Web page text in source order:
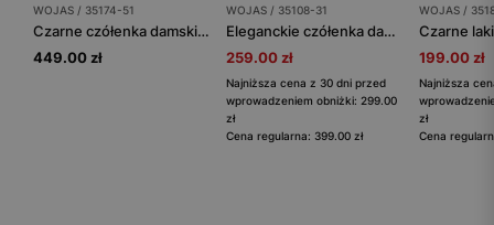
WOJAS / 35174-51
Czarne czółenka damskie na szpilce
449.00 zł
WOJAS / 35108-31
Eleganckie czółenka damskie w kolorze czarnym ze złotym obcasem
259.00 zł
Najniższa cena z 30 dni przed
wprowadzeniem obniżki: 299.00
zł
Cena regularna: 399.00 zł
WOJAS /
199.00 zł
Najniższa
zł
Cena